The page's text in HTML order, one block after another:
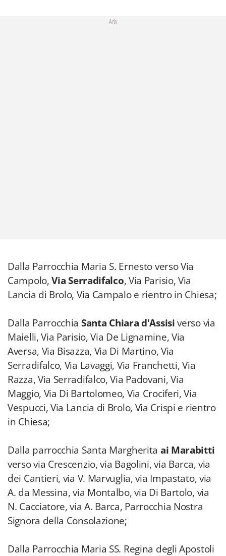
Adv
Dalla Parrocchia Maria S. Ernesto verso Via
Campolo,Via Serradifalco, Via Parisio, Via
Lancia di Brolo, Via Campalo e rientro in Chiesa;
Dalla Parrocchia Santa Chiara d'Assisiverso via
Maielli, Via Parisio, Via De Lignamine, Via
Aversa, Via Bisazza, Via Di Martino, Via
Serradifalco, Via Lavaggi, Via Franchetti, Via
Razza, Via Serradifalco, Via Padovani, Via
Maggio, Via Di Bartolomeo, Via Crociferi, Via
Vespucci, Via Lancia di Brolo, Via Crispi e rientro
in Chiesa;
Dalla parrocchia Santa Margherita ai Marabitti
verso via Crescenzio, via Bagolini, via Barca, via
dei Cantieri, via V. Marvuglia, via Impastato, via
A. da Messina, via Montalbo, via Di Bartolo, via
N. Cacciatore, via A. Barca, Parrocchia Nostra
Signora della Consolazione;
Dalla Parrocchia Maria SS. Regina degli Apostoli